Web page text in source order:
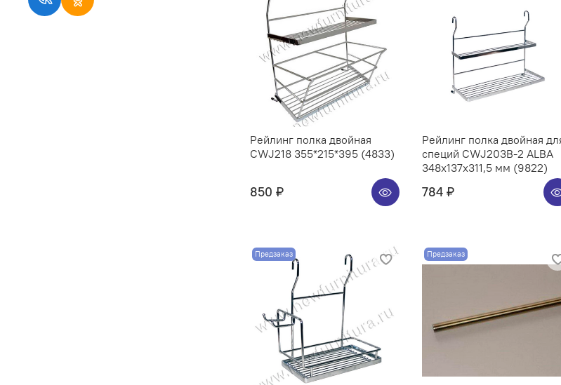
Рейлинг полка двойная
CWJ218 355*215*395 (4833)
850 ₽
Рейлинг полка двойная
специй CWJ203B-2 ALBA
348x137x311,5 мм (9822)
784 ₽
Предзаказ Предзаказ